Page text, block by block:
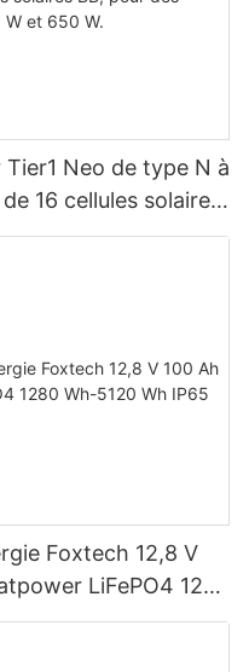
Neo de type N à
16 cellules solaires
590 W, 620 W, 630
Foxtech 12,8 V
LiFePO4 1280